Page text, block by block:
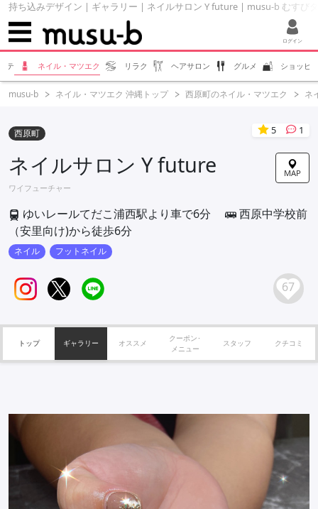
持ち込みデザイン | ギャラリー | ネイルサロン Y future | musu-b むすび
ログイン
テ ネイル・マツエク リラク ヘアサロン グルメ ショッピ
musu-b ネイル・マツエク 沖縄トップ 西原町のネイル・マツエク ネ
西原町 5 1
MAP
ネイルサロン Y future
ワイフューチャー
ゆいレールてだこ浦西駅より車で6分
西原中学校前
（安里向け)から徒歩6分
ネイル フットネイル
67
トップ ギャラリー オススメ
クーポン･
メニュー
スタッフ クチコミ